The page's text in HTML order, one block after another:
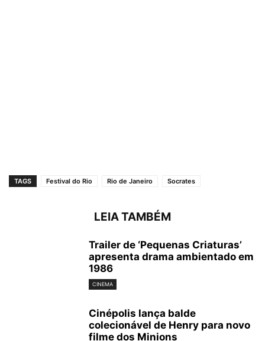
TAGS Festival do Rio Rio de Janeiro Socrates
LEIA TAMBÉM
Trailer de ‘Pequenas Criaturas’
apresenta drama ambientado em
1986
CINEMA
Cinépolis lança balde
colecionável de Henry para novo
filme dos Minions